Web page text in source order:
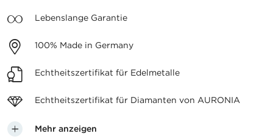
Lebenslange Garantie
100% Made in Germany
Echtheitszertifikat für Edelmetalle
Echtheitszertifikat für Diamanten von AURONIA
Mehr anzeigen